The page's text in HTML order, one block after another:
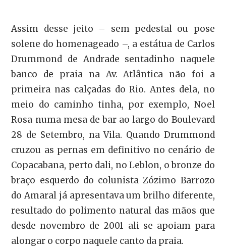
Assim desse jeito – sem pedestal ou pose
solene do homenageado –, a estátua de Carlos
Drummond de Andrade sentadinho naquele
banco de praia na Av. Atlântica não foi a
primeira nas calçadas do Rio. Antes dela, no
meio do caminho tinha, por exemplo, Noel
Rosa numa mesa de bar ao largo do Boulevard
28 de Setembro, na Vila. Quando Drummond
cruzou as pernas em definitivo no cenário de
Copacabana, perto dali, no Leblon, o bronze do
braço esquerdo do colunista Zózimo Barrozo
do Amaral já apresentava um brilho diferente,
resultado do polimento natural das mãos que
desde novembro de 2001 ali se apoiam para
alongar o corpo naquele canto da praia.